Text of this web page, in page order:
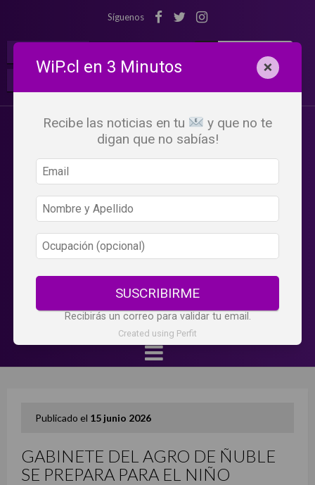
Síguenos
Publicado el 15 junio 2026
GABINETE DEL AGRO DE ÑUBLE
SE PREPARA PARA EL NIÑO
WiP.cl en 3 Minutos ×
Recibe las noticias en tu
y que no te
digan que no sabías!
SUSCRIBIRME
Recibirás un correo para validar tu email.
Created using Perfit